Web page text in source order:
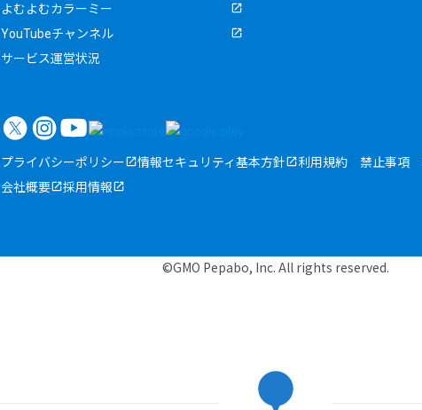
よむよむカラーミー
YouTubeチャンネル
サービス運営状況
プライバシーポリシー 情報セキュリティ基本方針 利用規約 禁止事項
会社概要
採用情報
©GMO Pepabo, Inc. All rights reserved.